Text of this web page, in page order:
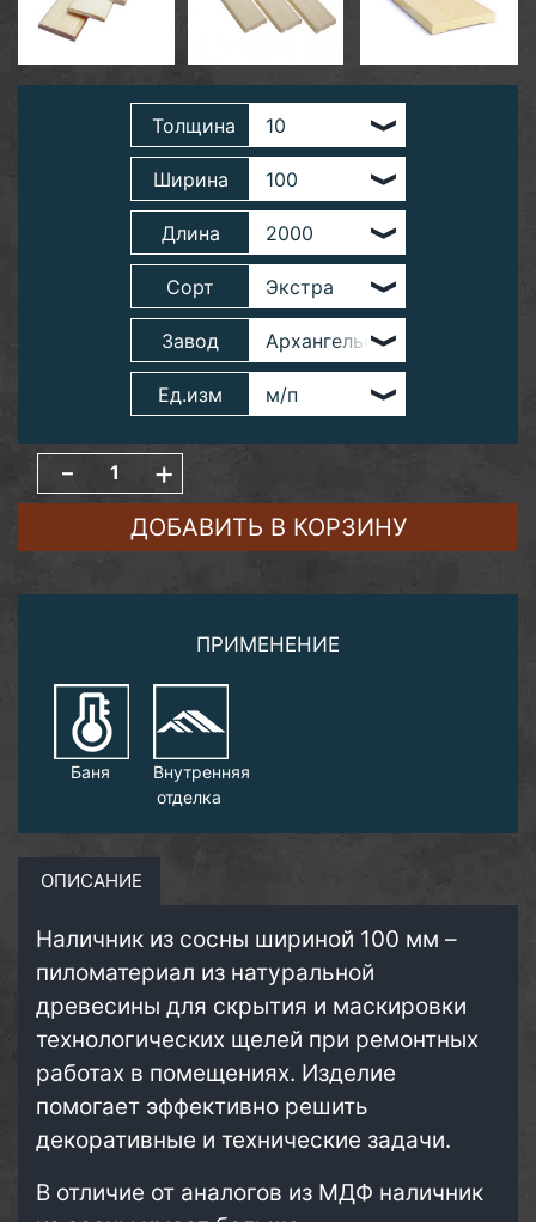
Толщина
Ширина
Длина
Сорт
Завод
Ед.изм
- +
ДОБАВИТЬ В КОРЗИНУ
ПРИМЕНЕНИЕ
Баня
Внутренняя
отделка
ОПИСАНИЕ
Наличник из сосны шириной 100 мм –
пиломатериал из натуральной
древесины для скрытия и маскировки
технологических щелей при ремонтных
работах в помещениях. Изделие
помогает эффективно решить
декоративные и технические задачи.
В отличие от аналогов из МДФ наличник